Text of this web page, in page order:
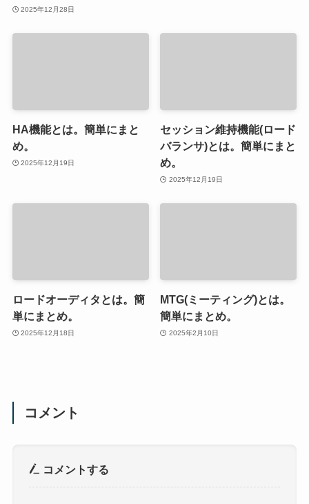
2025年12月28日
HA機能とは。簡単にまと
め。
2025年12月19日
セッション維持機能(ロード
バランサ)とは。簡単にまと
め。
2025年12月19日
ロードオーディタとは。簡
単にまとめ。
2025年12月18日
MTG(ミーティング)とは。
簡単にまとめ。
2025年2月10日
コメント
コメントする